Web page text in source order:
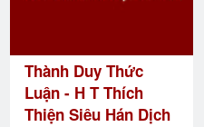
Thành Duy Thức
Luận - H T Thích
Thiện Siêu Hán Dịch